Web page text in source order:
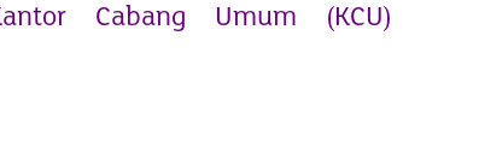
Cabang Umum (KCU)